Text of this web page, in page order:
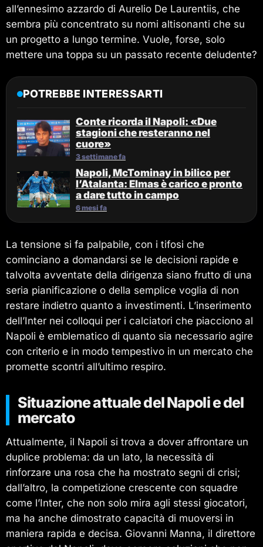
all’ennesimo azzardo di Aurelio De Laurentiis, che
sembra più concentrato su nomi altisonanti che su
un progetto a lungo termine. Vuole, forse, solo
mettere una toppa su un passato recente deludente?
POTREBBE INTERESSARTI
Conte ricorda il Napoli: «Due
stagioni che resteranno nel
cuore»
3 settimane fa
Napoli, McTominay in bilico per
l’Atalanta: Elmas è carico e pronto
a dare tutto in campo
6 mesi fa
La tensione si fa palpabile, con i tifosi che
cominciano a domandarsi se le decisioni rapide e
talvolta avventate della dirigenza siano frutto di una
seria pianificazione o della semplice voglia di non
restare indietro quanto a investimenti. L’inserimento
dell’Inter nei colloqui per i calciatori che piacciono al
Napoli è emblematico di quanto sia necessario agire
con criterio e in modo tempestivo in un mercato che
promette scontri all’ultimo respiro.
Situazione attuale del Napoli e del
mercato
Attualmente, il Napoli si trova a dover affrontare un
duplice problema: da un lato, la necessità di
rinforzare una rosa che ha mostrato segni di crisi;
dall’altro, la competizione crescente con squadre
come l’Inter, che non solo mira agli stessi giocatori,
ma ha anche dimostrato capacità di muoversi in
maniera rapida e decisa. Giovanni Manna, il direttore